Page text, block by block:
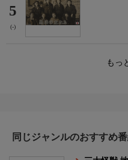
5
(-)
もっ
同じジャンルのおすすめ番